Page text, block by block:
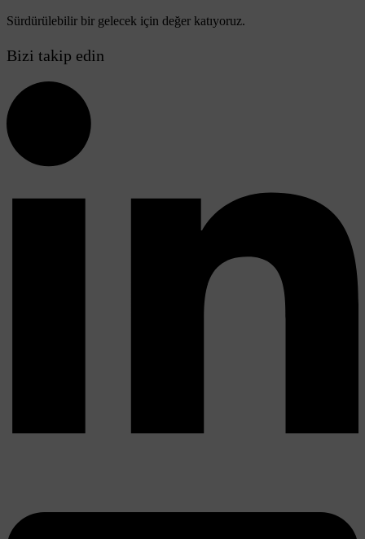
Sürdürülebilir bir gelecek için değer katıyoruz.
Bizi takip edin